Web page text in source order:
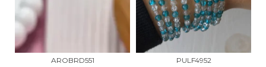
AROBRD551 PULF4952